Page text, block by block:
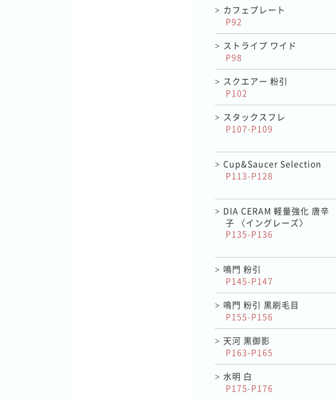
> カフェプレート
P92
> ストライプ ワイド
P98
> スクエアー 粉引
P102
> スタックスフレ
P107-P109
> Cup&Saucer Selection
P113-P128
> DIA CERAM 軽量強化 唐辛
子 〈イングレーズ〉
P135-P136
> 鳴門 粉引
P145-P147
> 鳴門 粉引 黒刷毛目
P155-P156
> 天河 黒御影
P163-P165
> 水明 白
P175-P176